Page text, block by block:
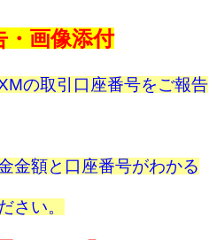
画像添付
の取引口座番号をご報告
金額と口座番号がわかる
さい。